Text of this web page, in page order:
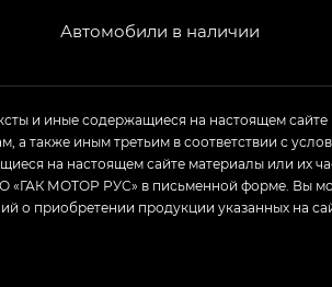
Автомобили в наличии
и иные содержащиеся на настоящем
а также иным третьим в соответствии с
на настоящем сайте материалы или их
«ГАК МОТОР РУС» в письменной форме. Вы
о приобретении продукции указанных на